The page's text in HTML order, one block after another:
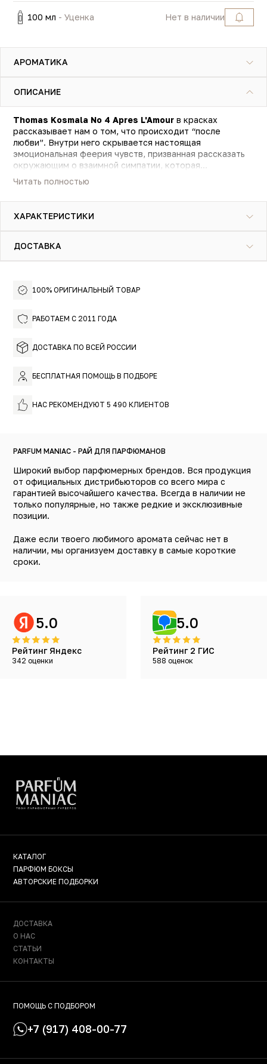
100% ОРИГИНАЛЬНЫЙ ТОВАР
РАБОТАЕМ С 2011 ГОДА
ДОСТАВКА ПО ВСЕЙ РОССИИ
БЕСПЛАТНАЯ ПОМОЩЬ В ПОДБОРЕ
НАС РЕКОМЕНДУЮТ 5 490 КЛИЕНТОВ
PARFUM MANIAC - РАЙ ДЛЯ ПАРФЮМАНОВ
Широкий выбор парфюмерных брендов. Вся продукция
от официальных дистрибьюторов со всего мира с
гарантией высочайшего качества. Всегда в наличии не
только популярные, но также редкие и эксклюзивные
позиции.
Даже если твоего любимого аромата сейчас нет в
наличии, мы организуем доставку в самые короткие
сроки.
5.0
Рейтинг Яндекс
342 оценки
5.0
Рейтинг 2 ГИС
588 оценок
100 мл - Уценка Нет в наличии
АРОМАТИКА
ОПИСАНИЕ
Thomas Kosmala No 4 Apres L'Amour в красках
рассказывает нам о том, что происходит “после
любви”. Внутри него скрывается настоящая
эмоциональная феерия чувств, призванная рассказать
окружающим о взаимной симпатии, которая
перерастает в искреннюю любовь. Романтичные
мечтательные натуры по достоинству оценят
выразительную парфюмерную пирамидку
максимально деликатного и ненавязчивого по своей
парфюма идеально заиграет в теплое время года,
Читать полностью
ХАРАКТЕРИСТИКИ
ДОСТАВКА
КАТАЛОГ
ПАРФЮМ БОКСЫ
АВТОРСКИЕ ПОДБОРКИ
ДОСТАВКА
О НАС
СТАТЬИ
КОНТАКТЫ
ПОМОЩЬ С ПОДБОРОМ
+7 (917) 408-00-77